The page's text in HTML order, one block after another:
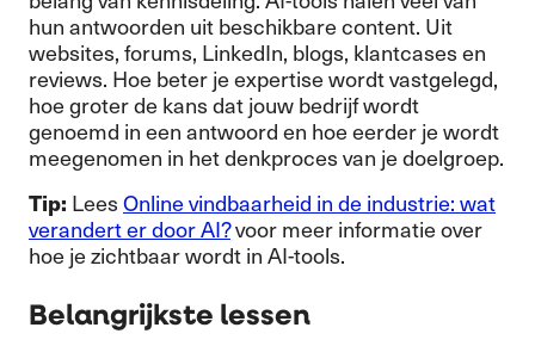
hun antwoorden uit beschikbare content. Uit
websites, forums, LinkedIn, blogs, klantcases en
reviews. Hoe beter je expertise wordt vastgelegd,
hoe groter de kans dat jouw bedrijf wordt
genoemd in een antwoord en hoe eerder je wordt
meegenomen in het denkproces van je doelgroep.
Tip: Lees Online vindbaarheid in de industrie: wat
verandert er door AI?voor meer informatie over
hoe je zichtbaar wordt in AI-tools.
Belangrijkste lessen